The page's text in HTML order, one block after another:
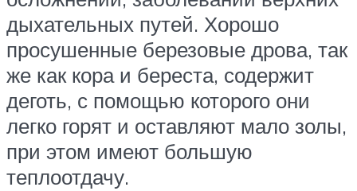
дыхательных путей. Хорошо
просушенные березовые дрова, так
же как кора и береста, содержит
деготь, с помощью которого они
легко горят и оставляют мало золы,
при этом имеют большую
теплоотдачу.